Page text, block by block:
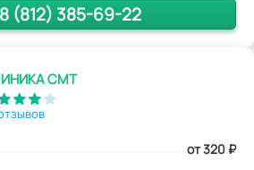
8 (812) 385-69-22
СМТ
от 320 ₽